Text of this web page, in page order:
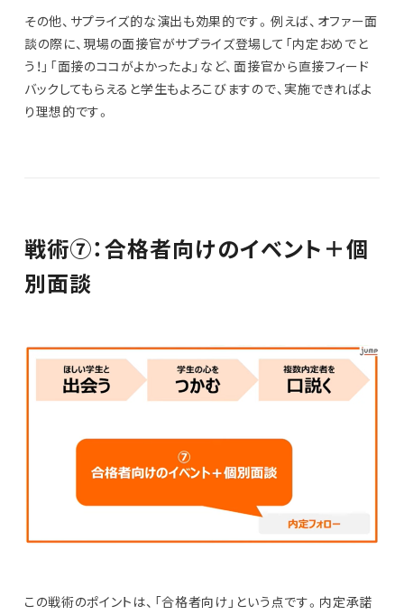
その他、サプライズ的な演出も効果的です。例えば、オファー面
談の際に、現場の面接官がサプライズ登場して「内定おめでと
う！」「面接のココがよかったよ」など、面接官から直接フィード
バックしてもらえると学生もよろこびますので、実施できればよ
り理想的です。
戦術⑦：合格者向けのイベント＋個
別面談
この戦術のポイントは、「合格者向け」という点です。内定承諾